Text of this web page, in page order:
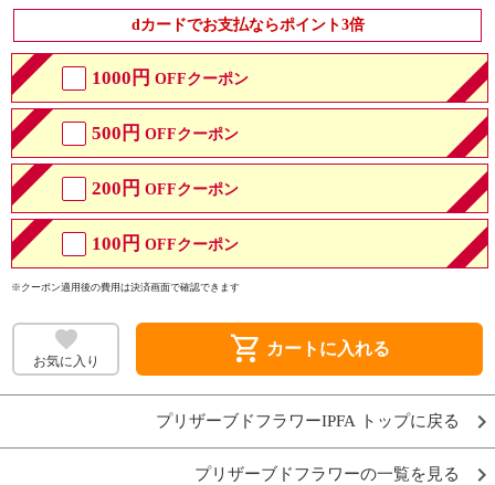
dカードでお支払ならポイント3倍
1000円 OFFクーポン
500円 OFFクーポン
200円 OFFクーポン
100円 OFFクーポン
※クーポン適用後の費用は決済画面で確認できます
お気に入り shopping_cart カートに入れる
プリザーブドフラワーIPFA トップに戻る
プリザーブドフラワーの一覧を見る